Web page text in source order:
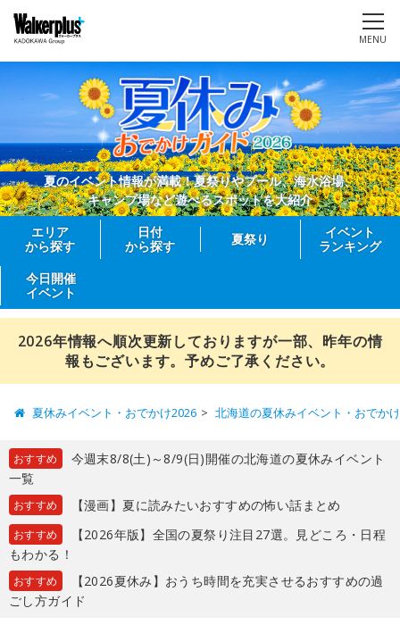
MENU
夏のイベント情報が満載！夏祭りやプール、海水浴場、
キャンプ場など遊べるスポットを大紹介
エリア
から探す
日付
から探す
夏祭り
イベント
ランキング
今日開催
イベント
2026年情報へ順次更新しておりますが一部、昨年の情
報もございます。予めご了承ください。
夏休みイベント・おでかけ2026 北海道の夏休みイベント・おでか
おすすめ
今週末8/8(土)～8/9(日)開催の北海道の夏休みイベント
一覧
おすすめ 【漫画】夏に読みたいおすすめの怖い話まとめ
おすすめ
【2026年版】全国の夏祭り注目27選。見どころ・日程
もわかる！
おすすめ
【2026夏休み】おうち時間を充実させるおすすめの過
ごし方ガイド